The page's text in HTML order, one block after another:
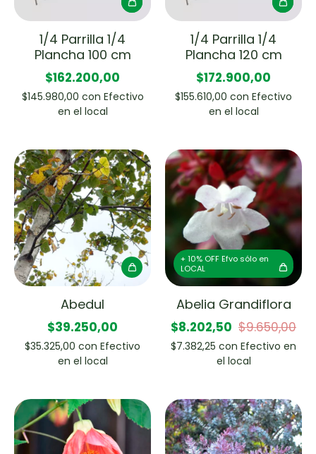
1/4 Parrilla 1/4
Plancha 100 cm
$162.200,00
$145.980,00 con Efectivo
en el local
1/4 Parrilla 1/4
Plancha 120 cm
$172.900,00
$155.610,00 con Efectivo
en el local
Abedul
$39.250,00
$35.325,00 con Efectivo
en el local
+ 10% OFF Efvo sólo en
LOCAL
Abelia Grandiflora
$8.202,50 $9.650,00
$7.382,25 con Efectivo en
el local